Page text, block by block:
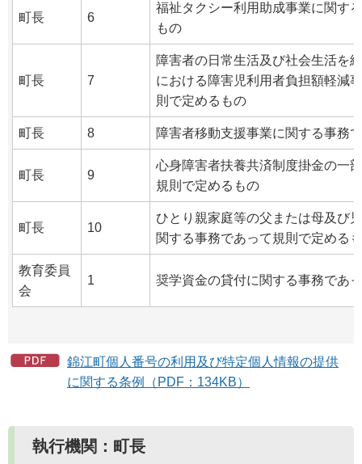
町長 6
福祉タクシー利用助成事業に関す
もの
町長 7
障害者の日常生活及び社会生活を
における障害児利用者負担額軽減
則で定めるもの
町長 8 障害者移動支援事業に関する事務
町長 9
心身障害者扶養共済制度掛金の一
規則で定めるもの
町長 10
ひとり親家庭等の父または母及び
関する事務であって規則で定める
教育委員
会
1 奨学資金の貸付に関する事務であ
錦江町個人番号の利用及び特定個人情報の提供
に関する条例（PDF：134KB）
執行機関：町長